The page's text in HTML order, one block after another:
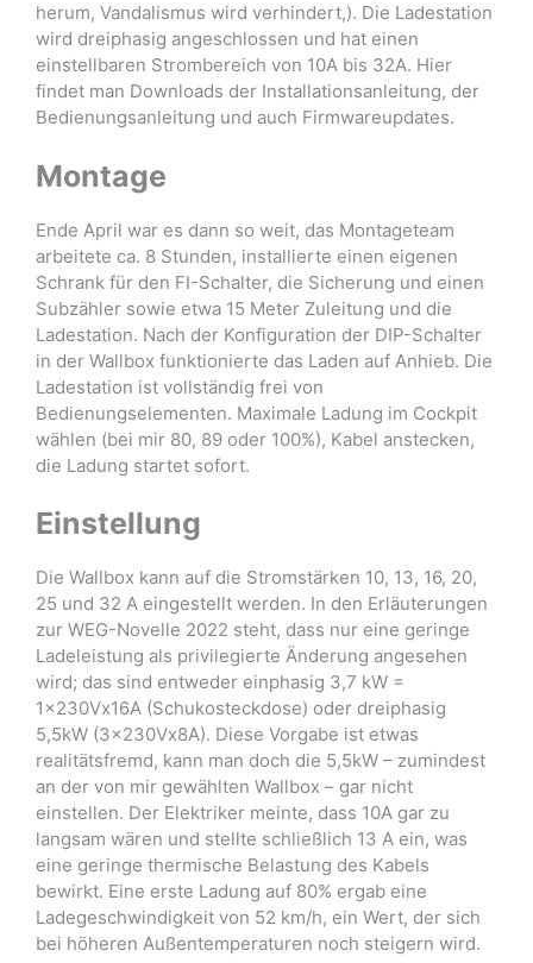
herum, Vandalismus wird verhindert,). Die Ladestation
wird dreiphasig angeschlossen und hat einen
einstellbaren Strombereich von 10A bis 32A. Hier
findet man Downloads der Installationsanleitung, der
Bedienungsanleitung und auch Firmwareupdates.
Montage
Ende April war es dann so weit, das Montageteam
arbeitete ca. 8 Stunden, installierte einen eigenen
Schrank für den FI-Schalter, die Sicherung und einen
Subzähler sowie etwa 15 Meter Zuleitung und die
Ladestation. Nach der Konfiguration der DIP-Schalter
in der Wallbox funktionierte das Laden auf Anhieb. Die
Ladestation ist vollständig frei von
Bedienungselementen. Maximale Ladung im Cockpit
wählen (bei mir 80, 89 oder 100%), Kabel anstecken,
die Ladung startet sofort.
Einstellung
Die Wallbox kann auf die Stromstärken 10, 13, 16, 20,
25 und 32 A eingestellt werden. In den Erläuterungen
zur WEG-Novelle 2022 steht, dass nur eine geringe
Ladeleistung als privilegierte Änderung angesehen
wird; das sind entweder einphasig 3,7 kW =
1x230Vx16A (Schukosteckdose) oder dreiphasig
5,5kW (3x230Vx8A). Diese Vorgabe ist etwas
realitätsfremd, kann man doch die 5,5kW – zumindest
an der von mir gewählten Wallbox – gar nicht
einstellen. Der Elektriker meinte, dass 10A gar zu
langsam wären und stellte schließlich 13 A ein, was
eine geringe thermische Belastung des Kabels
bewirkt. Eine erste Ladung auf 80% ergab eine
Ladegeschwindigkeit von 52 km/h, ein Wert, der sich
bei höheren Außentemperaturen noch steigern wird.